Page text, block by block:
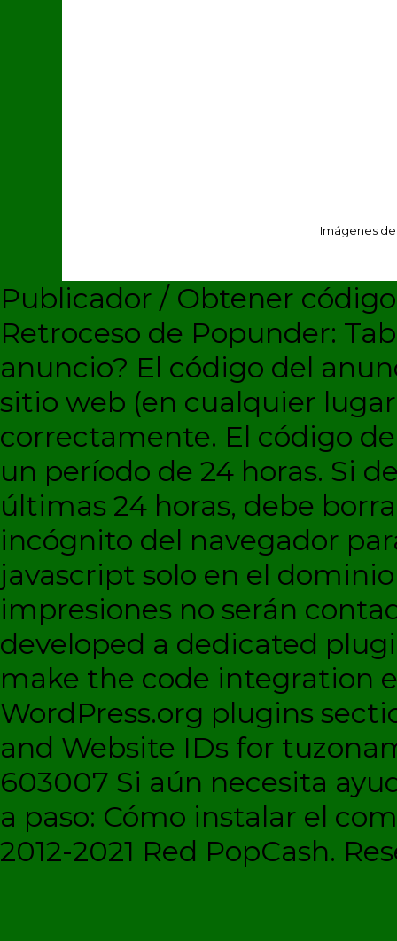
Imágenes
Publicador / Obtener
Retroceso de Popunder:
anuncio? El código del
sitio web (en cualquier
correctamente. El código
un período de 24 horas. Si
últimas 24 horas, debe
incógnito del navegador
javascript solo en el
impresiones no serán
developed a dedicated
make the code integration
WordPress.org plugins
and Website IDs for
603007 Si aún necesita
a paso: Cómo instalar el
2012-2021 Red PopCash.